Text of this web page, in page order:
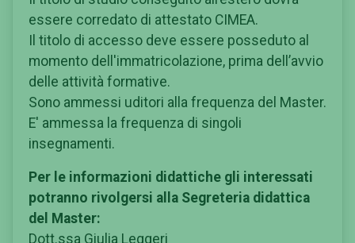
essere corredato di attestato CIMEA.
Il titolo di accesso deve essere posseduto al
momento dell'immatricolazione, prima dell’avvio
delle attività formative.
Sono ammessi uditori alla frequenza del Master.
E' ammessa la frequenza di singoli
insegnamenti.
Per le informazioni didattiche gli interessati
potranno rivolgersi alla Segreteria didattica
del Master:
Dott.ssa Giulia Leggeri